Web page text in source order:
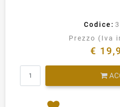
Codice:
Prezzo (Iva
€